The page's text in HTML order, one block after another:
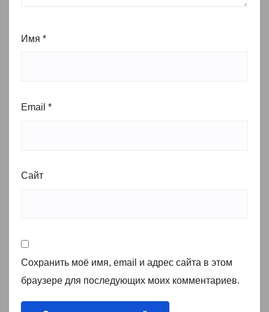
Имя *
Email *
Сайт
Сохранить моё имя, email и адрес сайта в этом
браузере для последующих моих комментариев.